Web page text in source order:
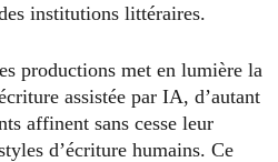
institutions littéraires.
productions met en lumière la
assistée par IA, d’autant
affinent sans cesse leur
d’écriture humains. Ce